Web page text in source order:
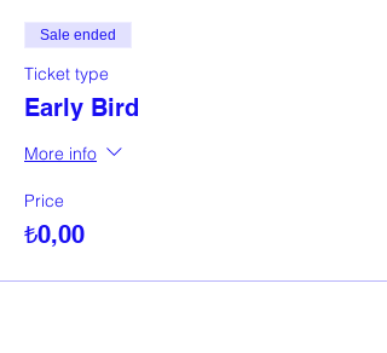
Sale ended
Ticket type
Early Bird
More info
Price
₺0,00